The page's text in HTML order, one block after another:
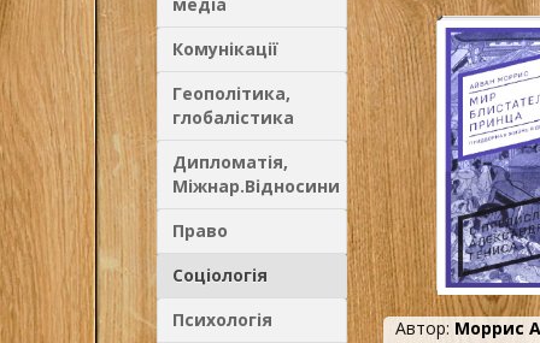
Комунікації
Геополітика,
глобалістика
Дипломатія,
Міжнар.Відносини
Право
Соціологія
Психологія
Автор: Моррис